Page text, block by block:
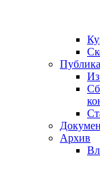
Архив